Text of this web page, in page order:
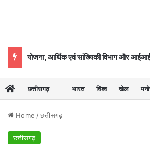
छत्तीसगढ़ भारत विश्व खेल
Home /छत्तीसगढ़
छत्तीसगढ़